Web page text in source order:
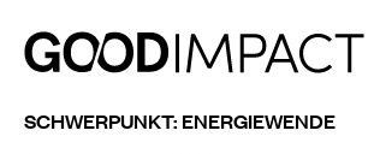
SCHWERPUNKT: ENERGIEWENDE